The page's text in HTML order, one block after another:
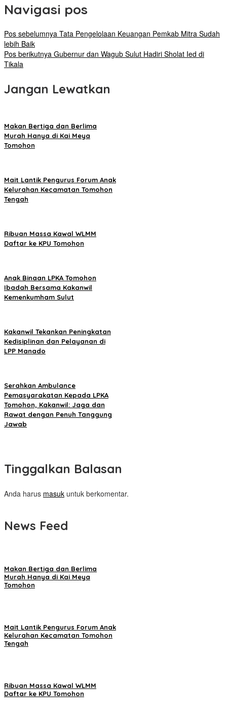
Navigasi pos
Pos sebelumnya Tata Pengelolaan Keuangan Pemkab Mitra Sudah
lebih Baik
Pos berikutnya Gubernur dan Wagub Sulut Hadiri Sholat Ied di
Tikala
Jangan Lewatkan
Makan Bertiga dan Berlima
Murah Hanya di Kai Meya
Tomohon
Mait Lantik Pengurus Forum Anak
Kelurahan Kecamatan Tomohon
Tengah
Ribuan Massa Kawal WLMM
Daftar ke KPU Tomohon
Anak Binaan LPKA Tomohon
Ibadah Bersama Kakanwil
Kemenkumham Sulut
Kakanwil Tekankan Peningkatan
Kedisiplinan dan Pelayanan di
LPP Manado
Serahkan Ambulance
Pemasyarakatan Kepada LPKA
Tomohon, Kakanwil: Jaga dan
Rawat dengan Penuh Tanggung
Jawab
Tinggalkan Balasan
Anda harus masuk untuk berkomentar.
News Feed
Makan Bertiga dan Berlima
Murah Hanya di Kai Meya
Tomohon
Mait Lantik Pengurus Forum Anak
Kelurahan Kecamatan Tomohon
Tengah
Ribuan Massa Kawal WLMM
Daftar ke KPU Tomohon